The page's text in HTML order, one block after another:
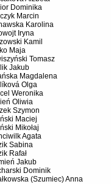
Dominika
Marcin
Karolina
Iryna
Kamil
Maja
Tomasz
Jakub
Magdalena
Olga
Weronika
Oliwia
Szymon
Maciej
Mikołaj
Agata
Sabina
Rafał
Jakub
Dominik
(Szumiec) Anna